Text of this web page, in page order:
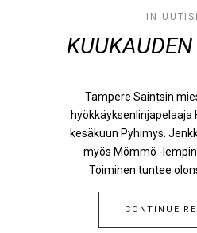
IN
Tampere Saintsin
hyökkäyksenlinjapelaaja
kesäkuun Pyhimys.
myös Mömmö -
Toiminen tuntee
CONTINUE